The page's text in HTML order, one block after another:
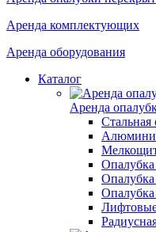
Аренда комплектующих
Аренда оборудования
Каталог
Аренда
Стальная